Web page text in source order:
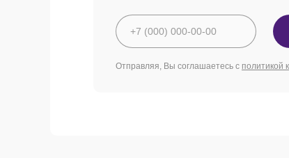
Отправляя, Вы соглашаетесь с политикой